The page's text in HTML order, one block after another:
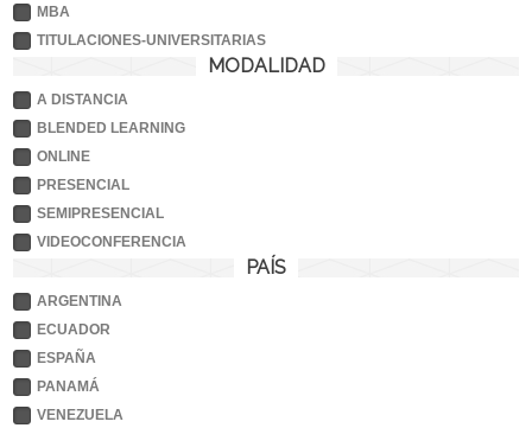
MBA
TITULACIONES-UNIVERSITARIAS
MODALIDAD
A DISTANCIA
BLENDED LEARNING
ONLINE
PRESENCIAL
SEMIPRESENCIAL
VIDEOCONFERENCIA
PAÍS
ARGENTINA
ECUADOR
ESPAÑA
PANAMÁ
VENEZUELA